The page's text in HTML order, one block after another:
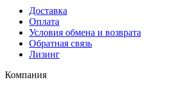
Доставка
Оплата
Условия обмена и возврата
Обратная связь
Лизинг
Компания